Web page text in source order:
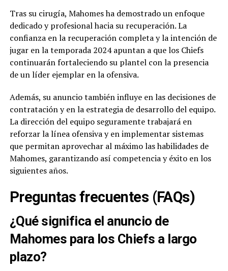
Tras su cirugía, Mahomes ha demostrado un enfoque
dedicado y profesional hacia su recuperación. La
confianza en la recuperación completa y la intención de
jugar en la temporada 2024 apuntan a que los Chiefs
continuarán fortaleciendo su plantel con la presencia
de un líder ejemplar en la ofensiva.
Además, su anuncio también influye en las decisiones de
contratación y en la estrategia de desarrollo del equipo.
La dirección del equipo seguramente trabajará en
reforzar la línea ofensiva y en implementar sistemas
que permitan aprovechar al máximo las habilidades de
Mahomes, garantizando así competencia y éxito en los
siguientes años.
Preguntas frecuentes (FAQs)
¿Qué significa el anuncio de
Mahomes para los Chiefs a largo
plazo?